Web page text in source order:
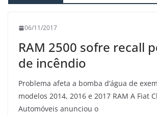
06/11/2017
RAM 2500 sofre recall
de incêndio
Problema afeta a bomba d’água de
modelos 2014, 2016 e 2017 RAM A Fiat
Automóveis anunciou o